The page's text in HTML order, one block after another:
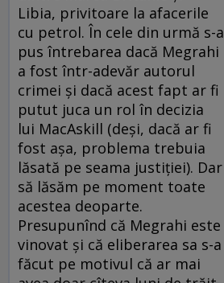
Libia, privitoare la afacerile
cu petrol. În cele din urmă s-a
pus întrebarea dacă Megrahi
a fost într-adevăr autorul
crimei şi dacă acest fapt ar fi
putut juca un rol în decizia
lui MacAskill (deşi, dacă ar fi
fost aşa, problema trebuia
lăsată pe seama justiţiei). Dar
să lăsăm pe moment toate
acestea deoparte.
Presupunînd că Megrahi este
vinovat şi că eliberarea sa s-a
făcut pe motivul că ar mai